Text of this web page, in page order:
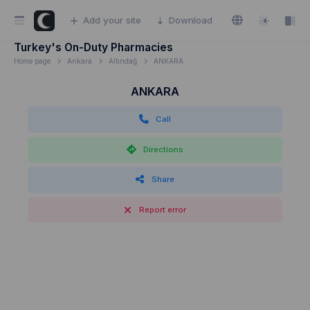
Add your site Download
Turkey's On-Duty Pharmacies
Home page Ankara Altındağ ANKARA
ANKARA
Call
Directions
Share
Report error